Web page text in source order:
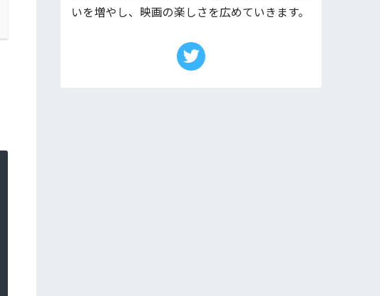
いを増やし、映画の楽しさを広めていきます。